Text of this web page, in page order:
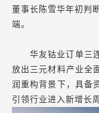
董事长陈雪华年初判
端。
华友钴业订单三
放出三元材料产业全
润重构背景下，具备
引领行业进入新增长